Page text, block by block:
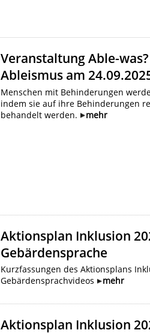
Veranstaltung Able-
Ableismus am
Menschen mit Behinderungen
indem sie auf ihre Behinderungen
behandelt werden.
mehr
Aktionsplan Inklusion
Gebärdensprache
Kurzfassungen des Aktionsplans
Gebärdensprachvideos
mehr
Aktionsplan Inklusion